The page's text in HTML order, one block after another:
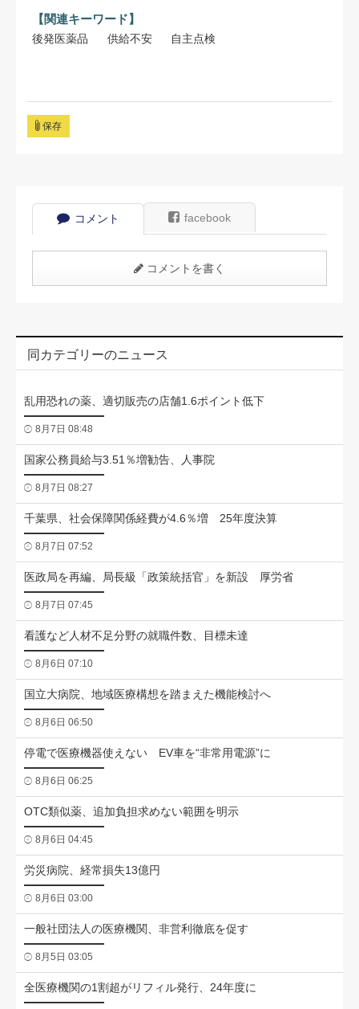
【関連キーワード】
後発医薬品 供給不安 自主点検
保存
コメント facebook
コメントを書く
同カテゴリーのニュース
乱用恐れの薬、適切販売の店舗1.6ポイント低下
8月7日 08:48
国家公務員給与3.51％増勧告、人事院
8月7日 08:27
千葉県、社会保障関係経費が4.6％増 25年度決算
8月7日 07:52
医政局を再編、局長級「政策統括官」を新設 厚労省
8月7日 07:45
看護など人材不足分野の就職件数、目標未達
8月6日 07:10
国立大病院、地域医療構想を踏まえた機能検討へ
8月6日 06:50
停電で医療機器使えない EV車を“非常用電源”に
8月6日 06:25
OTC類似薬、追加負担求めない範囲を明示
8月6日 04:45
労災病院、経常損失13億円
8月6日 03:00
一般社団法人の医療機関、非営利徹底を促す
8月5日 03:05
全医療機関の1割超がリフィル発行、24年度に